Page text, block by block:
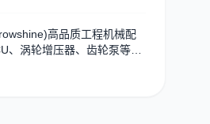
高品质工程机械配
、涡轮增压器、齿轮泵等任
年05月31日